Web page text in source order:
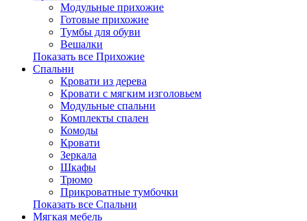
Модульные прихожие
Готовые прихожие
Тумбы для обуви
Вешалки
Показать все Прихожие
Спальни
Кровати из дерева
Кровати с мягким изголовьем
Модульные спальни
Комплекты спален
Комоды
Кровати
Зеркала
Шкафы
Трюмо
Прикроватные тумбочки
Показать все Спальни
Мягкая мебель